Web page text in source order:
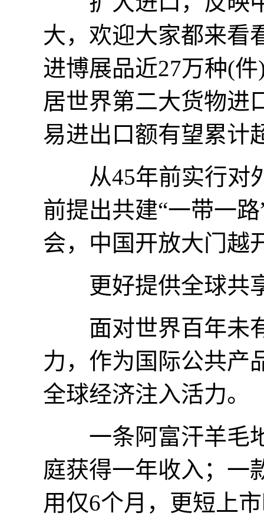
大，欢迎大家都来看
进博展品近27万种(
居世界第二大货物进
易进出口额有望累
从45年前实行对外
前提出共建“一带一
会，中国开放大门越
更好提供全球共
面对世界百年未有
力，作为国际公共产
全球经济注入活力。
一条阿富汗羊毛地
庭获得一年收入；一
用仅6个月，更短上